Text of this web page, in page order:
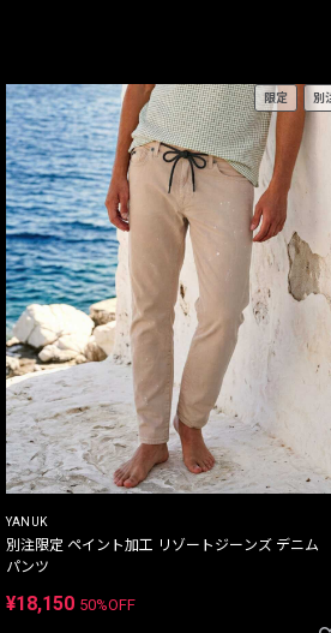
限定 別
YANUK
別注限定 ペイント加工 リゾートジーンズ デニム
パンツ
¥18,150 50%OFF